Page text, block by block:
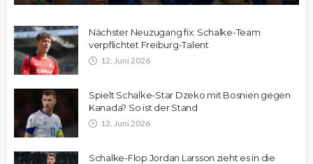
Nächster Neuzugang fix: Schalke-Team
verpflichtet Freiburg-Talent
12. Juni 2026
Spielt Schalke-Star Dzeko mit Bosnien gegen
Kanada? So ist der Stand
12. Juni 2026
Schalke-Flop Jordan Larsson zieht es in die